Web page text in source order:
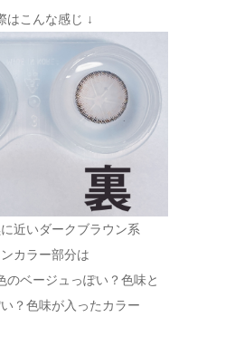
はこんな感じ ↓
近いダークブラウン系
ンカラー部分は
のベージュっぽい？色味と
？色味が入ったカラー